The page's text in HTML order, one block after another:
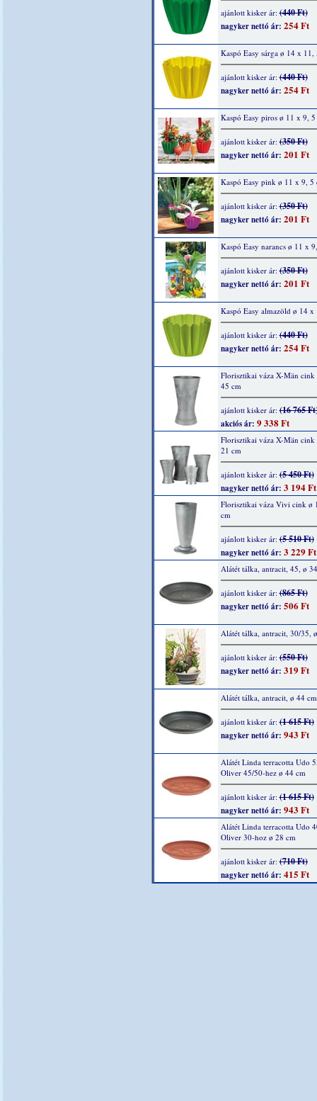
ajánlott kisker ár:(440 Ft)
nagyker nettó ár: 254 Ft
Kaspó Easy sárga ø 14 x 11,
ajánlott kisker ár:(440 Ft)
nagyker nettó ár: 254 Ft
Kaspó Easy piros ø 11 x 9,
ajánlott kisker ár:(350 Ft)
nagyker nettó ár: 201 Ft
Kaspó Easy pink ø 11 x 9, 5
ajánlott kisker ár:(350 Ft)
nagyker nettó ár: 201 Ft
Kaspó Easy narancs ø 11 x
ajánlott kisker ár:(350 Ft)
nagyker nettó ár: 201 Ft
Kaspó Easy almazöld ø 14 x
ajánlott kisker ár:(440 Ft)
nagyker nettó ár: 254 Ft
Florisztikai váza X-Män
45 cm
ajánlott kisker ár:(16 765
akciós ár: 9 338 Ft
Florisztikai váza X-Män
21 cm
ajánlott kisker ár:(5 450 Ft)
nagyker nettó ár: 3 194 Ft
Florisztikai váza Vivi cink ø
cm
ajánlott kisker ár:(5 510 Ft)
nagyker nettó ár: 3 229 Ft
Alátét tálka, antracit, 45, ø
ajánlott kisker ár:(865 Ft)
nagyker nettó ár: 506 Ft
Alátét tálka, antracit, 30/35,
ajánlott kisker ár:(550 Ft)
nagyker nettó ár: 319 Ft
Alátét tálka, antracit, ø 44 cm
ajánlott kisker ár:(1 615 Ft)
nagyker nettó ár: 943 Ft
Alátét Linda terracotta Udo
Oliver 45/50-hez ø 44 cm
ajánlott kisker ár:(1 615 Ft)
nagyker nettó ár: 943 Ft
Alátét Linda terracotta Udo
Oliver 30-hoz ø 28 cm
ajánlott kisker ár:(710 Ft)
nagyker nettó ár: 415 Ft